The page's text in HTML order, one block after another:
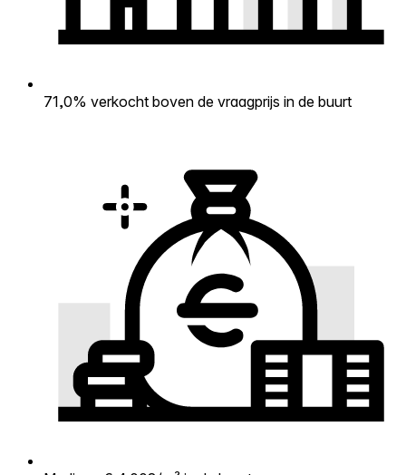
71,0% verkocht boven de vraagprijs in de buurt